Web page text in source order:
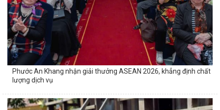
Phước An Khang nhận giải thưởng ASEAN 2026, khẳng định chất
lượng dịch vụ